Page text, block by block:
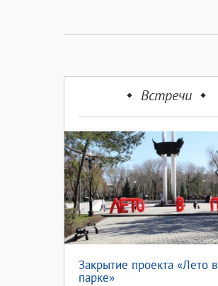
Встречи
Закрытие проекта «Лето в
парке»